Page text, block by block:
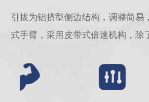
引拔为铝挤型侧边结构，调整简
式手臂，采用皮带式倍速机构，除